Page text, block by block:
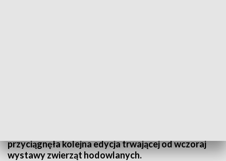
przyciągnęła kolejna edycja trwającej od wczoraj
wystawy zwierząt hodowlanych.